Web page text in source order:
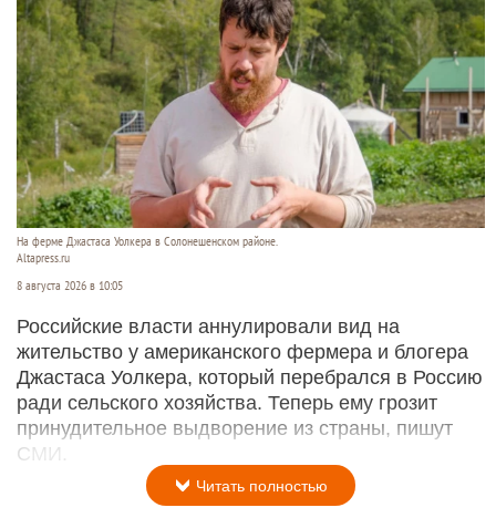
На ферме Джастаса Уолкера в Солонешенском районе.
Altapress.ru
8 августа 2026 в 10:05
Российские власти аннулировали вид на
жительство у американского фермера и блогера
Джастаса Уолкера, который перебрался в Россию
ради сельского хозяйства. Теперь ему грозит
принудительное выдворение из страны, пишут
СМИ.
Читать полностью